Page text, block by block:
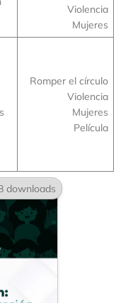
Violencia
Mujeres
Romper el círculo
Violencia
Mujeres
Película
downloads